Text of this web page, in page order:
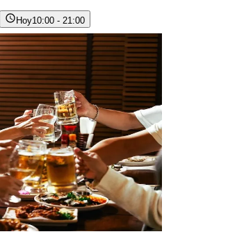
Hoy10:00 - 21:00